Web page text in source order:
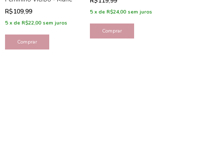
R$109,99
5 x de R$22,00 sem juros
Comprar
5 x de R$24,00 sem juros